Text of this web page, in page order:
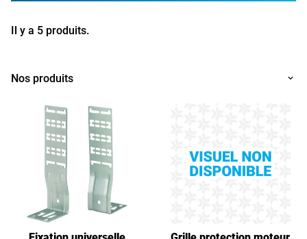
Il y a 5 produits.
Nos produits